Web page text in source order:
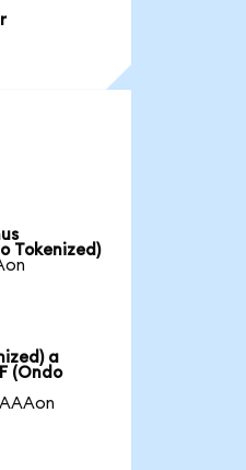
Tokenized)
a
(Ondo